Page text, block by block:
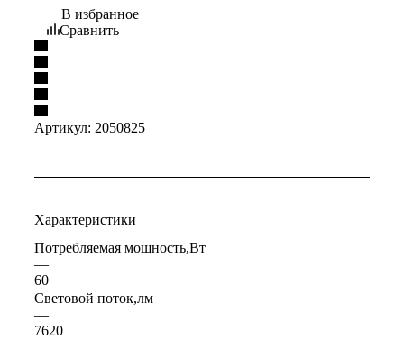
В избранное
Сравнить
Артикул: 2050825
Характеристики
Потребляемая мощность,Вт
—
60
Световой поток,лм
—
7620